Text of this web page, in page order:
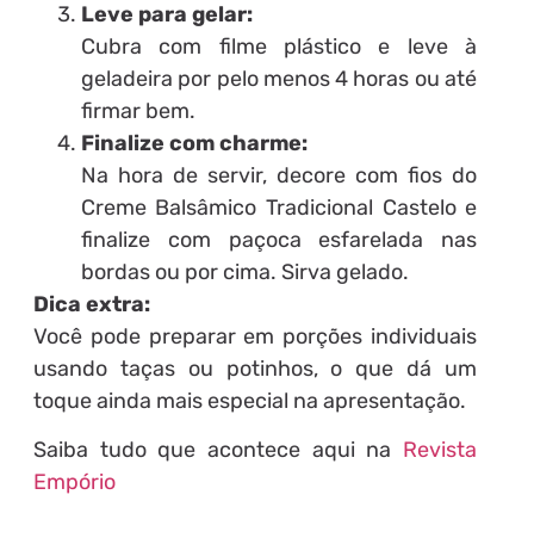
Leve para gelar:
Cubra com filme plástico e leve à
geladeira por pelo menos 4 horas ou até
firmar bem.
Finalize com charme:
Na hora de servir, decore com fios do
Creme Balsâmico Tradicional Castelo e
finalize com paçoca esfarelada nas
bordas ou por cima. Sirva gelado.
Dica extra:
Você pode preparar em porções individuais
usando taças ou potinhos, o que dá um
toque ainda mais especial na apresentação.
Saiba tudo que acontece aqui na Revista
Empório